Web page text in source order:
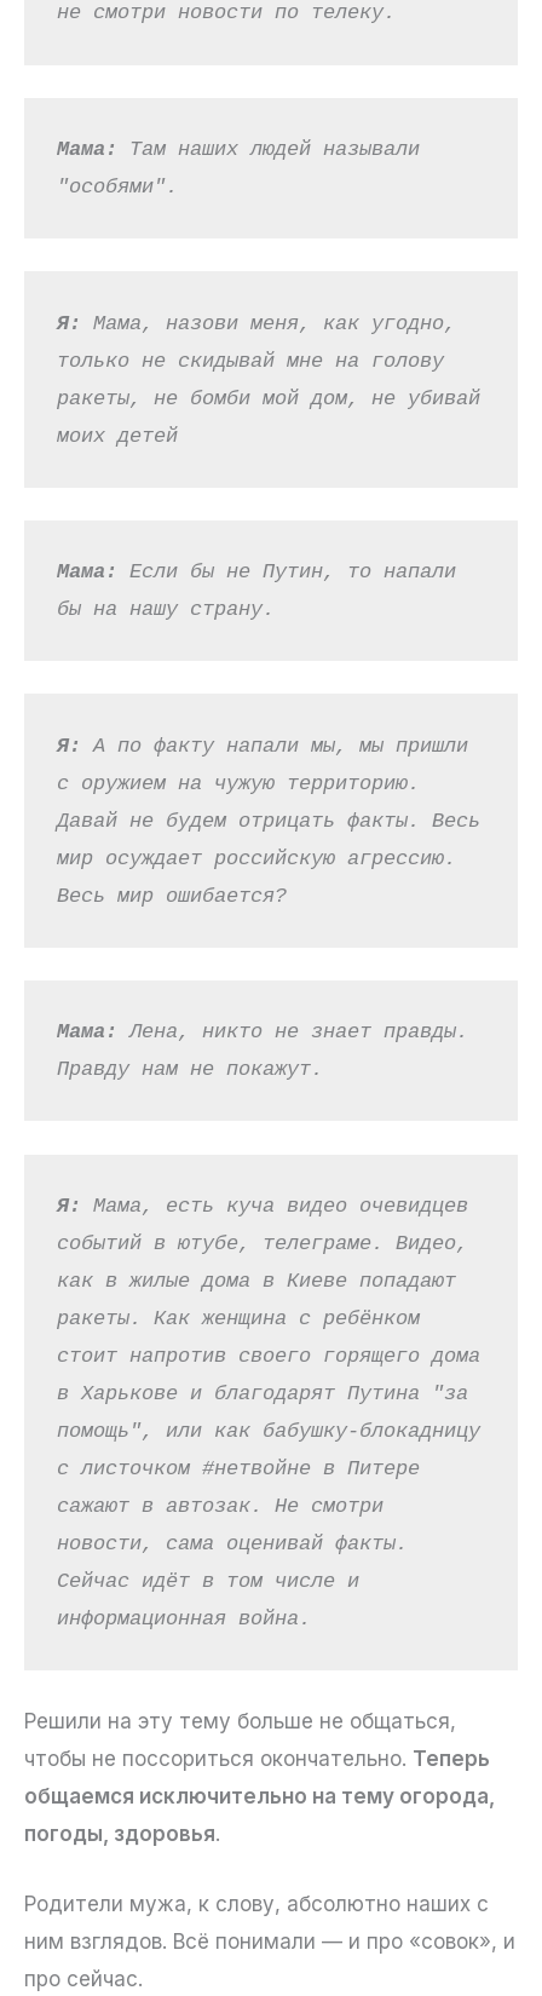
не смотри новости по телеку.
Мама: Там наших людей называли
"особями".
Я:
Мама, назови меня, как угодно,
только не скидывай мне на голову
ракеты, не бомби мой дом, не убивай
моих детей
Мама:
Если бы не Путин, то напали
бы на нашу страну.
Я: А по факту напали мы, мы пришли
с оружием на чужую территорию.
Давай не будем отрицать факты. Весь
мир осуждает российскую агрессию.
Весь мир ошибается?
Мама:
Лена, никто не знает правды.
Правду нам не покажут.
Я: Мама, есть куча видео очевидцев
событий в ютубе, телеграме. Видео,
как в жилые дома в Киеве попадают
ракеты. Как женщина с ребёнком
стоит напротив своего горящего дома
в Харькове и благодарят Путина "за
помощь", или как бабушку-блокадницу
с листочком #нетвойне в Питере
сажают в автозак. Не смотри
новости, сама оценивай факты.
Сейчас идёт в том числе и
информационная война.
Решили на эту тему больше не общаться,
чтобы не поссориться окончательно. Теперь
общаемся исключительно на тему огорода,
погоды, здоровья.
Родители мужа, к слову, абсолютно наших с
ним взглядов. Всё понимали — и про «совок», и
про сейчас.